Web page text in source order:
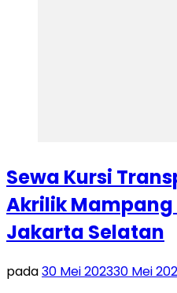
Sewa Kursi
Akrilik
Jakarta Selatan
pada30 Mei 202330 Mei